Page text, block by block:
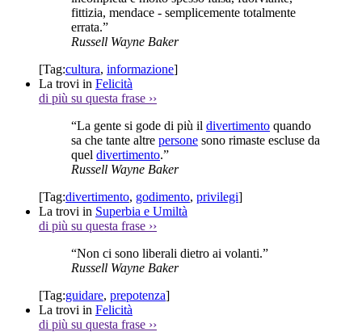
fittizia, mendace - semplicemente totalmente
errata.”
Russell Wayne Baker
[Tag:cultura, informazione]
La trovi in Felicità
di più su questa frase ››
“La gente si gode di più il divertimento quando
sa che tante altre persone sono rimaste escluse da
quel divertimento.”
Russell Wayne Baker
[Tag:divertimento, godimento, privilegi]
La trovi in Superbia e Umiltà
di più su questa frase ››
“Non ci sono liberali dietro ai volanti.”
Russell Wayne Baker
[Tag:guidare, prepotenza]
La trovi in Felicità
di più su questa frase ››